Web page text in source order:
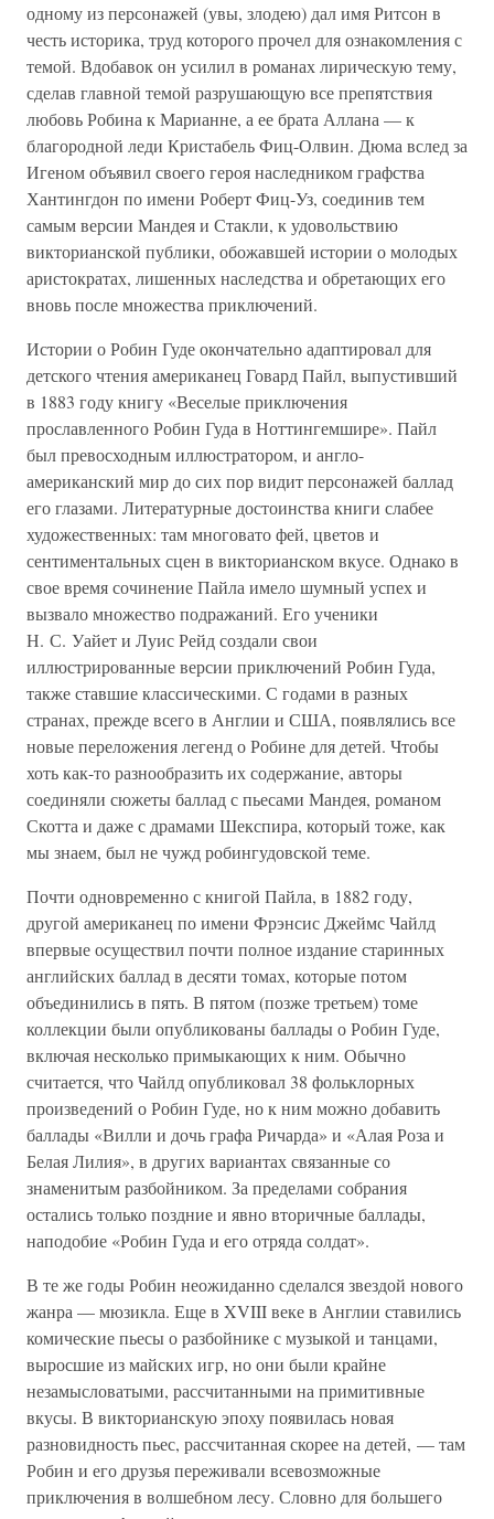
одному из персонажей (увы, злодею) дал имя Ритсон в
честь историка, труд которого прочел для ознакомления с
темой. Вдобавок он усилил в романах лирическую тему,
сделав главной темой разрушающую все препятствия
любовь Робина к Марианне, а ее брата Аллана — к
благородной леди Кристабель Фиц-Олвин. Дюма вслед за
Игеном объявил своего героя наследником графства
Хантингдон по имени Роберт Фиц-Уз, соединив тем
самым версии Мандея и Стакли, к удовольствию
викторианской публики, обожавшей истории о молодых
аристократах, лишенных наследства и обретающих его
вновь после множества приключений.
Истории о Робин Гуде окончательно адаптировал для
детского чтения американец Говард Пайл, выпустивший
в 1883 году книгу «Веселые приключения
прославленного Робин Гуда в Ноттингемшире». Пайл
был превосходным иллюстратором, и англо-
американский мир до сих пор видит персонажей баллад
его глазами. Литературные достоинства книги слабее
художественных: там многовато фей, цветов и
сентиментальных сцен в викторианском вкусе. Однако в
свое время сочинение Пайла имело шумный успех и
вызвало множество подражаний. Его ученики
Н. С. Уайет и Луис Рейд создали свои
иллюстрированные версии приключений Робин Гуда,
также ставшие классическими. С годами в разных
странах, прежде всего в Англии и США, появлялись все
новые переложения легенд о Робине для детей. Чтобы
хоть как-то разнообразить их содержание, авторы
соединяли сюжеты баллад с пьесами Мандея, романом
Скотта и даже с драмами Шекспира, который тоже, как
мы знаем, был не чужд робингудовской теме.
Почти одновременно с книгой Пайла, в 1882 году,
другой американец по имени Фрэнсис Джеймс Чайлд
впервые осуществил почти полное издание старинных
английских баллад в десяти томах, которые потом
объединились в пять. В пятом (позже третьем) томе
коллекции были опубликованы баллады о Робин Гуде,
включая несколько примыкающих к ним. Обычно
считается, что Чайлд опубликовал 38 фольклорных
произведений о Робин Гуде, но к ним можно добавить
баллады «Вилли и дочь графа Ричарда» и «Алая Роза и
Белая Лилия», в других вариантах связанные со
знаменитым разбойником. За пределами собрания
остались только поздние и явно вторичные баллады,
наподобие «Робин Гуда и его отряда солдат».
В те же годы Робин неожиданно сделался звездой нового
жанра — мюзикла. Еще в XVIII веке в Англии ставились
комические пьесы о разбойнике с музыкой и танцами,
выросшие из майских игр, но они были крайне
незамысловатыми, рассчитанными на примитивные
вкусы. В викторианскую эпоху появилась новая
разновидность пьес, рассчитанная скорее на детей, — там
Робин и его друзья переживали всевозможные
приключения в волшебном лесу. Словно для большего